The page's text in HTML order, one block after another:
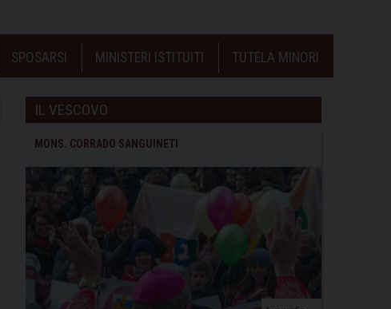
SPOSARSI MINISTERI ISTITUITI TUTELA MINORI
IL VESCOVO
MONS. CORRADO SANGUINETI